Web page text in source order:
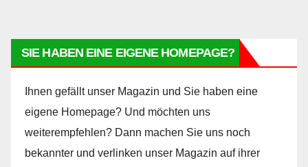
SIE HABEN EINE EIGENE HOMEPAGE?
Ihnen gefällt unser Magazin und Sie haben eine
eigene Homepage? Und möchten uns
weiterempfehlen? Dann machen Sie uns noch
bekannter und verlinken unser Magazin auf ihrer